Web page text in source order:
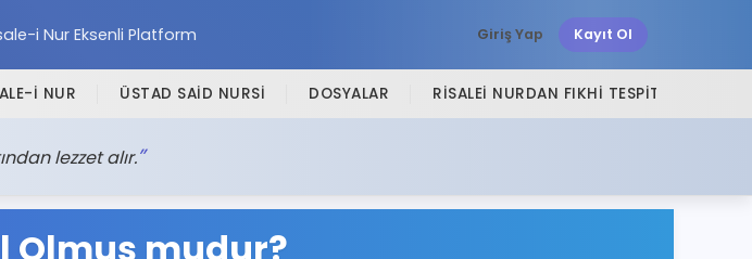
i Nur Eksenli Platform Giriş Yap Kayıt Ol
İ NUR ÜSTAD SAİD NURSİ DOSYALAR RISALEI NURDAN FIKHI TESPITLER
lezzet alır.
Olmuş mudur?